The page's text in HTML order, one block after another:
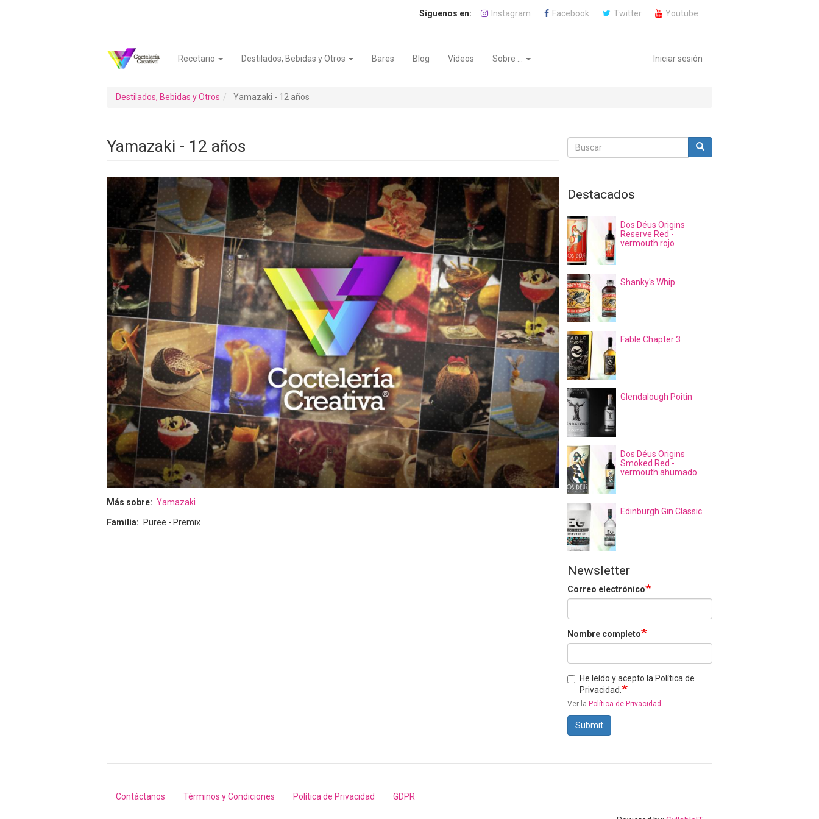
Instagram Facebook Twitter Youtube
NavegaciónRecetario Destilados, Bebidas y Otros Bares Blog Vídeos Sobre ...
Menú
cuenta
de
Iniciar sesión
Destilados, Bebidas y Otros Yamazaki - 12 años
Yamazaki - 12 años
Más sobre Yamazaki
Familia Puree - Premix
Buscar
Buscar Buscar
Destacados
Dos Déus Origins
Reserve Red -
vermouth rojo
Shanky's Whip
Fable Chapter 3
Glendalough Poitin
Dos Déus Origins
Smoked Red -
vermouth ahumado
Edinburgh Gin Classic
Newsletter
Correo electrónico
Nombre completo
He leído y acepto la Política de
Privacidad.
Ver la Política de Privacidad .
Submit
Footer
Contáctanos Términos y Condiciones Política de Privacidad GDPR